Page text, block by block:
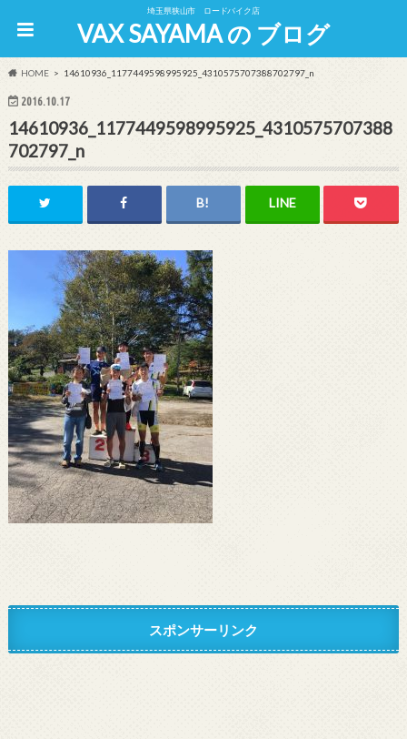
埼玉県狭山市 ロードバイク店
VAX SAYAMA の ブログ
HOME 14610936_1177449598995925_4310575707388702797_n
2016.10.17
14610936_1177449598995925_4310575707388
702797_n
スポンサーリンク